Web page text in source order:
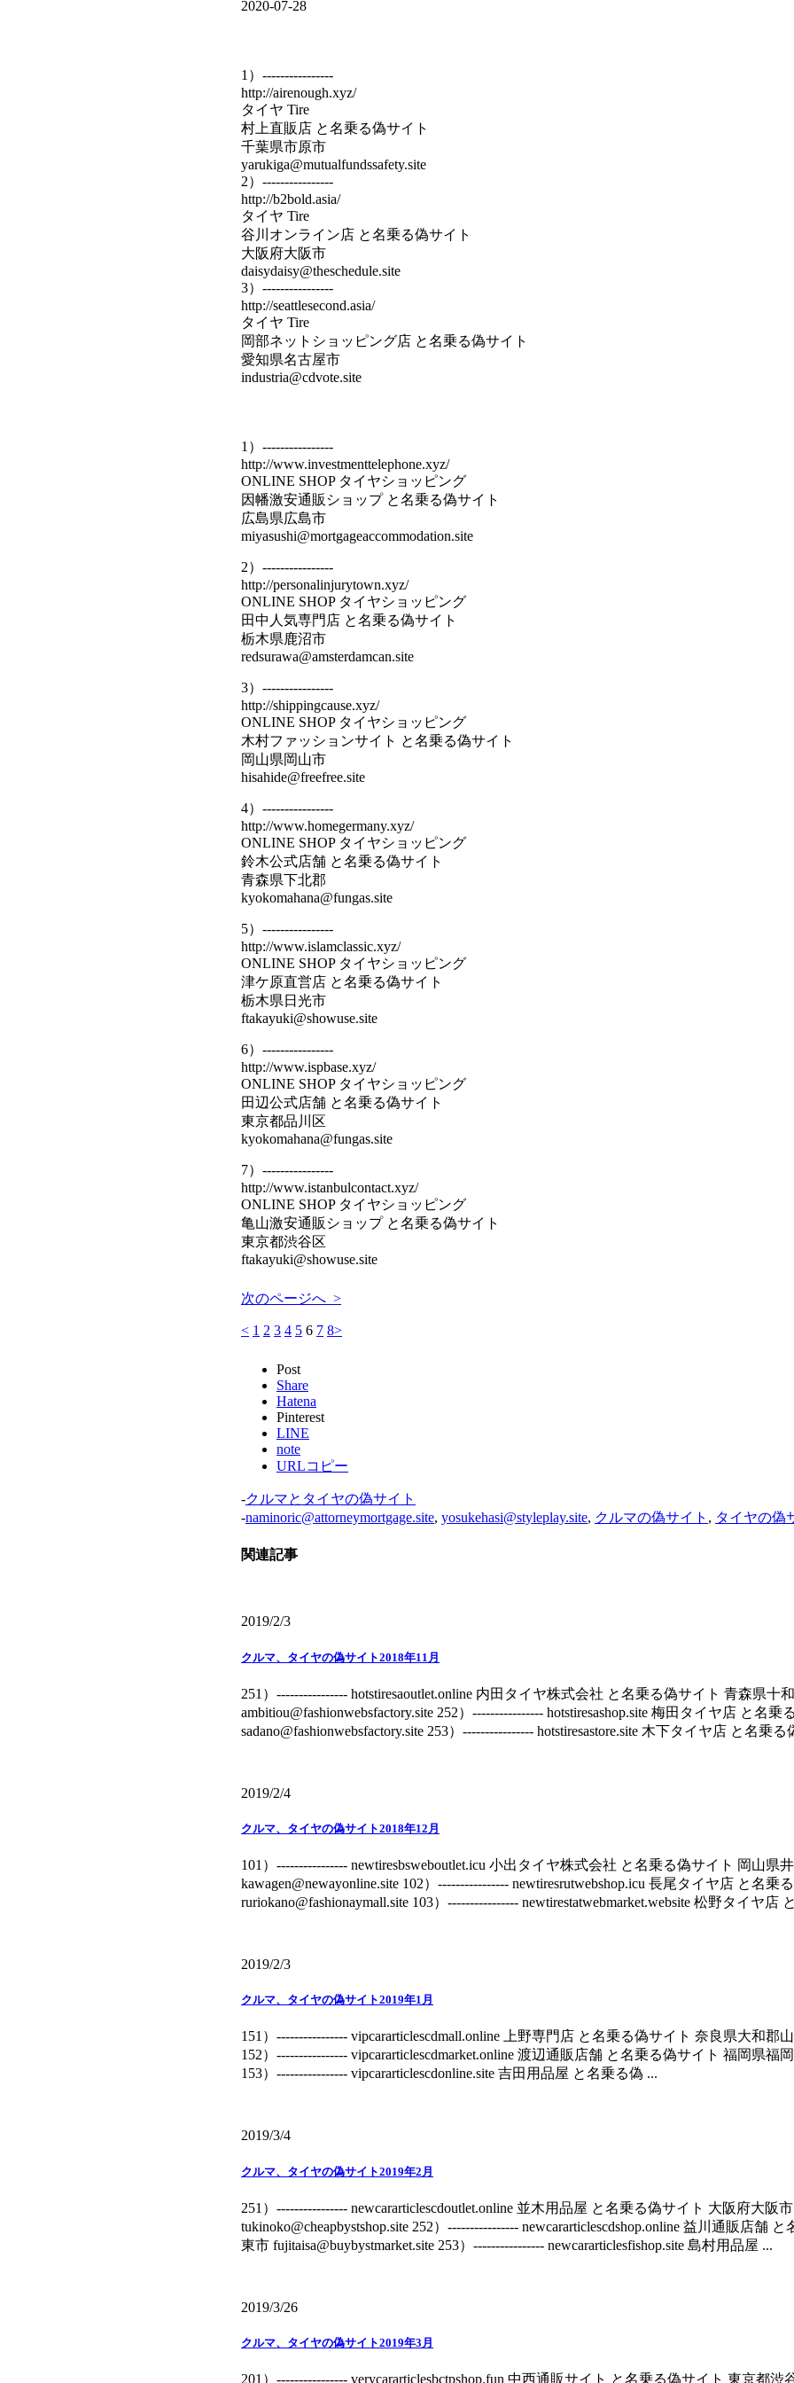
2020-07-28
1）----------------
http://airenough.xyz/
タイヤ Tire
村上直販店 と名乗る偽サイト
千葉県市原市
yarukiga@mutualfundssafety.site
2）----------------
http://b2bold.asia/
タイヤ Tire
谷川オンライン店 と名乗る偽サイト
大阪府大阪市
daisydaisy@theschedule.site
3）----------------
http://seattlesecond.asia/
タイヤ Tire
岡部ネットショッピング店 と名乗る偽サイト
愛知県名古屋市
industria@cdvote.site
1）----------------
http://www.investmenttelephone.xyz/
ONLINE SHOP タイヤショッピング
因幡激安通販ショップ と名乗る偽サイト
広島県広島市
miyasushi@mortgageaccommodation.site
2）----------------
http://personalinjurytown.xyz/
ONLINE SHOP タイヤショッピング
田中人気専門店 と名乗る偽サイト
栃木県鹿沼市
redsurawa@amsterdamcan.site
3）----------------
http://shippingcause.xyz/
ONLINE SHOP タイヤショッピング
木村ファッションサイト と名乗る偽サイト
岡山県岡山市
hisahide@freefree.site
4）----------------
http://www.homegermany.xyz/
ONLINE SHOP タイヤショッピング
鈴木公式店舗 と名乗る偽サイト
青森県下北郡
kyokomahana@fungas.site
5）----------------
http://www.islamclassic.xyz/
ONLINE SHOP タイヤショッピング
津ケ原直営店 と名乗る偽サイト
栃木県日光市
ftakayuki@showuse.site
6）----------------
http://www.ispbase.xyz/
ONLINE SHOP タイヤショッピング
田辺公式店舗 と名乗る偽サイト
東京都品川区
kyokomahana@fungas.site
7）----------------
http://www.istanbulcontact.xyz/
ONLINE SHOP タイヤショッピング
亀山激安通販ショップ と名乗る偽サイト
東京都渋谷区
ftakayuki@showuse.site
次のページへ >
< 1 2 3 4 5 6 7 8>
Post
Share
Hatena
Pinterest
LINE
note
URLコピー
-クルマとタイヤの偽サイト
-naminoric@attorneymortgage.site, yosukehasi@styleplay.site, クルマの偽サイト , タイヤの偽
関連記事
2019/2/3
クルマ、タイヤの偽サイト2018年11月
251）---------------- hotstiresaoutlet.online 内田タイヤ株式会社 と名乗る偽サイト 青森県十
ambitiou@fashionwebsfactory.site 252）---------------- hotstiresashop.site 梅田タイヤ店 と名
sadano@fashionwebsfactory.site 253）---------------- hotstiresastore.site 木下タイヤ店 と名乗る
2019/2/4
クルマ、タイヤの偽サイト2018年12月
101）---------------- newtiresbsweboutlet.icu 小出タイヤ株式会社 と名乗る偽サイト 岡山県
kawagen@newayonline.site 102）---------------- newtiresrutwebshop.icu 長尾タイヤ店 と名
ruriokano@fashionaymall.site 103）---------------- newtirestatwebmarket.website 松野タイヤ店
2019/2/3
クルマ、タイヤの偽サイト2019年1月
151）---------------- vipcararticlescdmall.online 上野専門店 と名乗る偽サイト 奈良県大和郡山
152）---------------- vipcararticlescdmarket.online 渡辺通販店舗 と名乗る偽サイト 福岡県福岡
153）---------------- vipcararticlescdonline.site 吉田用品屋 と名乗る偽 ...
2019/3/4
クルマ、タイヤの偽サイト2019年2月
251）---------------- newcararticlescdoutlet.online 並木用品屋 と名乗る偽サイト 大阪府大阪市
tukinoko@cheapbystshop.site 252）---------------- newcararticlescdshop.online 益川通販店舗
東市 fujitaisa@buybystmarket.site 253）---------------- newcararticlesfishop.site 島村用品屋 ...
2019/3/26
クルマ、タイヤの偽サイト2019年3月
201）---------------- verycararticlesbctpshop.fun 中西通販サイト と名乗る偽サイト 東京都渋